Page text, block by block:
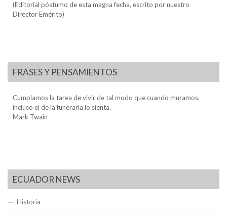
(Editorial póstumo de esta magna fecha, escrito por nuestro
Director Emérito)
FRASES Y PENSAMIENTOS
Cumplamos la tarea de vivir de tal modo que cuando muramos,
incluso el de la funeraria lo sienta.
Mark Twain
ECUADOR NEWS
Historia